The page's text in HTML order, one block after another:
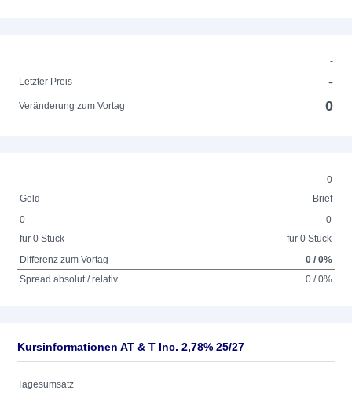
-
Letzter Preis
-
Veränderung zum Vortag 0
0
Geld
Brief
0
für 0 Stück
0
für 0 Stück
Differenz zum Vortag
0 / 0%
Spread absolut / relativ
0 / 0%
Kursinformationen AT & T Inc. 2,78% 25/27
Tagesumsatz